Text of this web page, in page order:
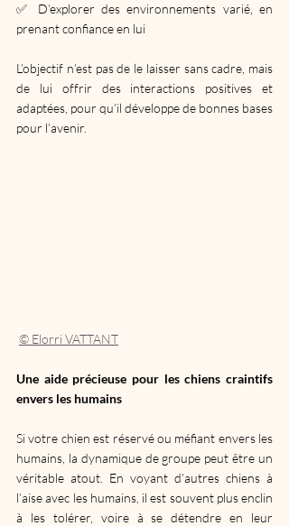
✅ D’explorer des environnements varié, en
prenant confiance en lui
L’objectif n’est pas de le laisser sans cadre, mais
de lui offrir des interactions positives et
adaptées, pour qu’il développe de bonnes bases
pour l’avenir.
© Elorri VATTANT
Une aide précieuse pour les chiens craintifs
envers les humains
Si votre chien est réservé ou méfiant envers les
humains, la dynamique de groupe peut être un
véritable atout. En voyant d’autres chiens à
l’aise avec les humains, il est souvent plus enclin
à les tolérer, voire à se détendre en leur